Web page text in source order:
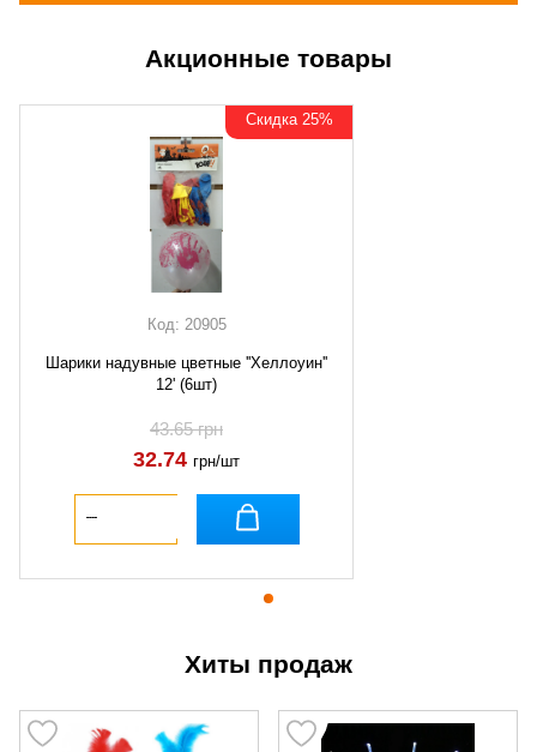
Акционные товары
Скидка 25%
Код: 20905
Шарики надувные цветные ''Хеллоуин''
12' (6шт)
43.65 грн
32.74 грн/шт
Хиты продаж